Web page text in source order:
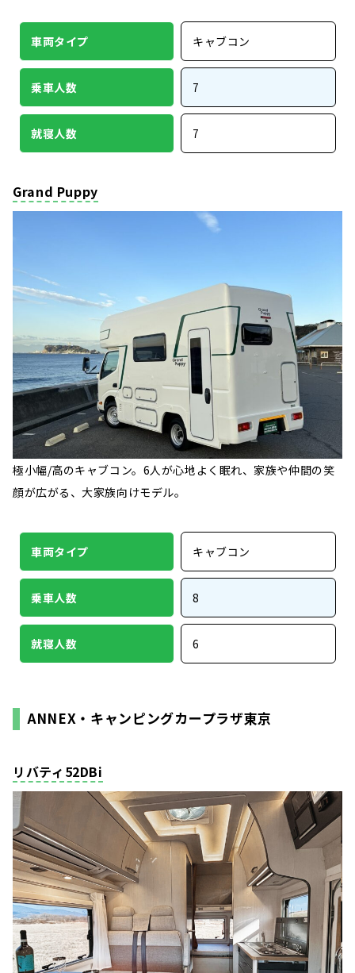
車両タイプ キャブコン
乗車人数 7
就寝人数 7
Grand Puppy
極小幅/高のキャブコン。6人が心地よく眠れ、家族や仲間の笑
顔が広がる、大家族向けモデル。
車両タイプ キャブコン
乗車人数 8
就寝人数 6
ANNEX・キャンピングカープラザ東京
リバティ52DBi